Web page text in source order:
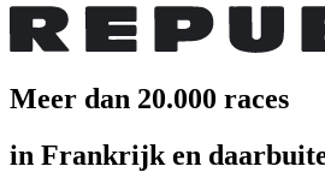
Meer dan 20.000 races
in Frankrijk en